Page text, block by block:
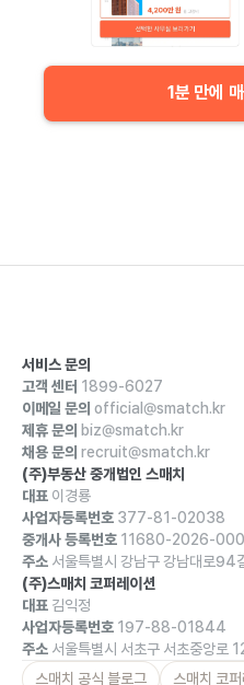
1분 만에
서비스 문의
고객 센터 1899-6027
이메일 문의 official@smatch.kr
제휴 문의 biz@smatch.kr
채용 문의 recruit@smatch.kr
(주)부동산 중개법인 스매치
대표 이경룡
사업자등록번호 377-81-02038
중개사 등록번호 11680-2026-
주소 서울특별시 강남구 강남대로
(주)스매치 코퍼레이션
대표 김익정
사업자등록번호 197-88-01844
주소 서울특별시 서초구 서초중앙로
스매치 공식 블로그
스매치 코